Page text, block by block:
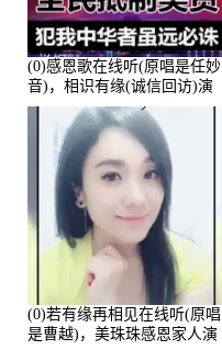
(0)感恩歌在线听(原唱是任妙
音)，相识有缘(诚信回访)演
唱点播:161288次
(0)若有缘再相见在线听(原唱
是曹越)，美珠珠感恩家人演